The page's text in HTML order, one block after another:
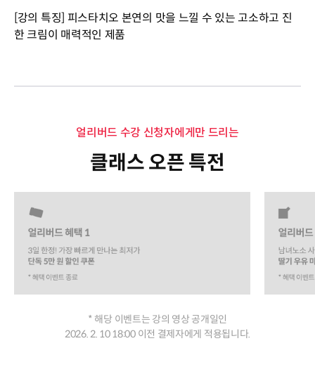
[강의 특징] 피스타치오 본연의 맛을 느낄 수 있는 고소하고 진
한 크림이 매력적인 제품
얼리버드 수강 신청자에게만 드리는
클래스 오픈 특전
* 해당 이벤트는 강의 영상 공개일인
2026. 2. 10 18:00 이전 결제자에게 적용됩니다.